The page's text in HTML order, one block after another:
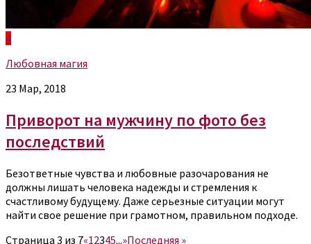
4
Любовная магия
23 Мар, 2018
Приворот на мужчину по фото без
последствий
Безответные чувства и любовные разочарования не
должны лишать человека надежды и стремления к
счастливому будущему. Даже серьезные ситуации могут
найти свое решение при грамотном, правильном подходе.
Страница 3 из 7«12345...»Последняя »